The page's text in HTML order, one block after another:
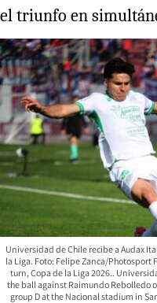
el triunfo en
Universidad de Chile recibe a Audax
la Liga. Foto: Felipe Zanca/
turn, Copa de la Liga 2026..
the ball against Raimundo Rebolledo
group D at the Nacional stadium in